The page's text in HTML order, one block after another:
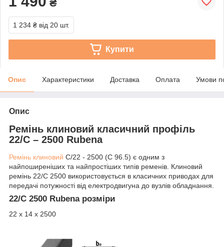
₴
1 234 ₴ від 20 шт.
Купити
Опис Характеристики Доставка Оплата Умови
Опис
Ремінь клиновий класичний профіль
22/C – 2500 Rubena
Ремінь клиновий C/22 - 2500 (C 96.5) є одним з
найпоширеніших та найпростіших типів ременів. Клиновий
ремінь 22/C 2500 використовується в класичних приводах для
передачі потужності від електродвигуна до вузлів обладнання.
22/C 2500 Rubena розміри
22 х 14 х 2500